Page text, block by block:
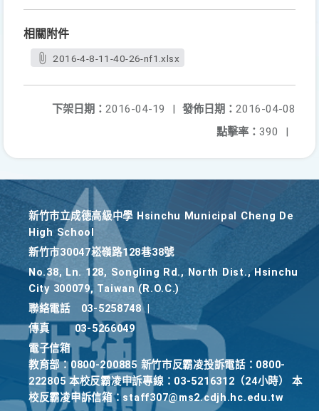
相關附件
2016-4-8-11-40-26-nf1.xlsx
發佈日期： 2016-04-08
下架日期： 2016-04-19
|
點擊率： 390 |
新竹巿立成德高級中學 Hsinchu Municipal Cheng De
High School
新竹巿30047崧嶺路128巷38號
No.38, Ln. 128, Songling Rd., North Dist., Hsinchu
City 300079, Taiwan (R.O.C.)
聯絡電話
03-5258748
傳真
03-5266049
電子信箱
教育部：0800-200885 新竹市反霸凌投訴電話：0800-
222805 本校反霸凌申訴專線：03-5216312（24小時） 本
校反霸凌申訴信箱：staff307@ms2.cdjh.hc.edu.tw